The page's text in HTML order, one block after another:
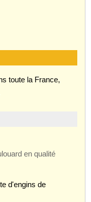
toute la France,
en qualité
d'engins de